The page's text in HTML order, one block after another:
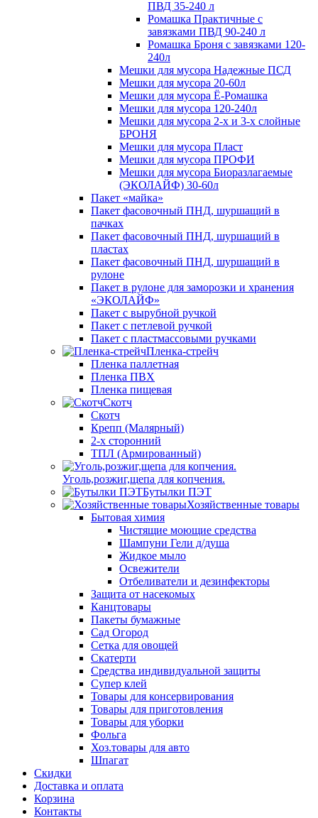
ПВД 35-240 л
Ромашка Практичные с
завязками ПВД 90-240 л
Ромашка Броня с завязками 120-
240л
Мешки для мусора Надежные ПСД
Мешки для мусора 20-60л
Мешки для мусора Ё-Ромашка
Мешки для мусора 120-240л
Мешки для мусора 2-х и 3-х слойные
БРОНЯ
Мешки для мусора Пласт
Мешки для мусора ПРОФИ
Мешки для мусора Биоразлагаемые
(ЭКОЛАЙФ) 30-60л
Пакет «майка»
Пакет фасовочный ПНД, шуршащий в
пачках
Пакет фасовочный ПНД, шуршащий в
пластах
Пакет фасовочный ПНД, шуршащий в
рулоне
Пакет в рулоне для заморозки и хранения
«ЭКОЛАЙФ»
Пакет с вырубной ручкой
Пакет с петлевой ручкой
Пакет с пластмассовыми ручками
Пленка-стрейч
Пленка паллетная
Пленка ПВХ
Пленка пищевая
Скотч
Скотч
Крепп (Малярный)
2-х сторонний
ТПЛ (Армированный)
Уголь,розжиг,щепа для копчения.
Бутылки ПЭТ
Хозяйственные товары
Бытовая химия
Чистящие моющие средства
Шампуни Гели д/душа
Жидкое мыло
Освежители
Отбеливатели и дезинфекторы
Защита от насекомых
Канцтовары
Пакеты бумажные
Сад Огород
Сетка для овощей
Скатерти
Средства индивидуальной защиты
Супер клей
Товары для консервирования
Товары для приготовления
Товары для уборки
Фольга
Хоз.товары для авто
Шпагат
Скидки
Доставка и оплата
Корзина
Контакты